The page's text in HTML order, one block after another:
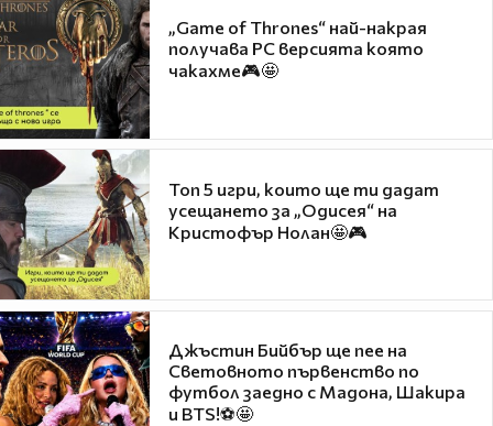
„Game of Thrones“ най-накрая
получава PC версията която
чакахме🎮🤩
Топ 5 игри, които ще ти дадат
усещането за „Одисея“ на
Кристофър Нолан🤩🎮
Джъстин Бийбър ще пее на
Световното първенство по
футбол заедно с Мадона, Шакира
и BTS!⚽🤩